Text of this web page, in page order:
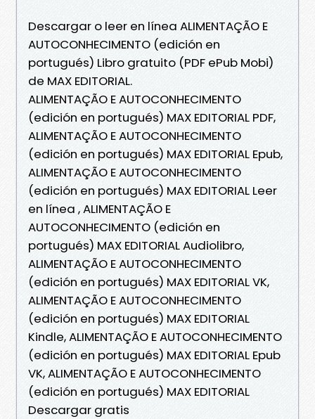
Descargar o leer en línea ALIMENTAÇÃO E
AUTOCONHECIMENTO (edición en
portugués) Libro gratuito (PDF ePub Mobi)
de MAX EDITORIAL.
ALIMENTAÇÃO E AUTOCONHECIMENTO
(edición en portugués) MAX EDITORIAL PDF,
ALIMENTAÇÃO E AUTOCONHECIMENTO
(edición en portugués) MAX EDITORIAL Epub,
ALIMENTAÇÃO E AUTOCONHECIMENTO
(edición en portugués) MAX EDITORIAL Leer
en línea , ALIMENTAÇÃO E
AUTOCONHECIMENTO (edición en
portugués) MAX EDITORIAL Audiolibro,
ALIMENTAÇÃO E AUTOCONHECIMENTO
(edición en portugués) MAX EDITORIAL VK,
ALIMENTAÇÃO E AUTOCONHECIMENTO
(edición en portugués) MAX EDITORIAL
Kindle, ALIMENTAÇÃO E AUTOCONHECIMENTO
(edición en portugués) MAX EDITORIAL Epub
VK, ALIMENTAÇÃO E AUTOCONHECIMENTO
(edición en portugués) MAX EDITORIAL
Descargar gratis